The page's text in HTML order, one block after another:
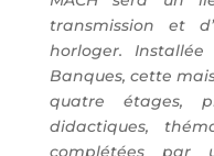
transmission et
horloger.
Banques, cette
quatre étages,
didactiques,
complétées par